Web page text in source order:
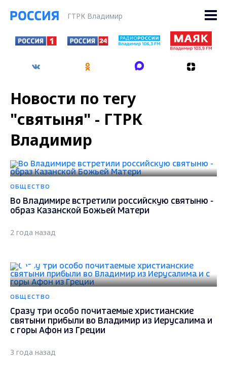
ГТРК Владимир
Новости по тегу
"святыня" - ГТРК
Владимир
ОБЩЕСТВО
Во Владимире встретили российскую святыню -
образ Казанской Божьей Матери
2 года назад
ОБЩЕСТВО
Сразу три особо почитаемые христианские
святыни прибыли во Владимир из Иерусалима и
с горы Афон из Греции
3 года назад